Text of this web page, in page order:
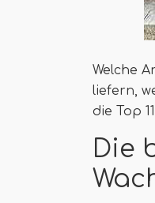
Welche
liefern,
die Top
Die